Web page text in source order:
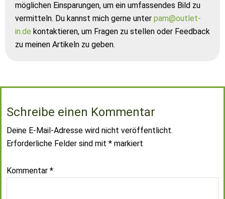
möglichen Einsparungen, um ein umfassendes Bild zu
vermitteln. Du kannst mich gerne unter pam@outlet-
in.de kontaktieren, um Fragen zu stellen oder Feedback
zu meinen Artikeln zu geben.
Schreibe einen Kommentar
Deine E-Mail-Adresse wird nicht veröffentlicht.
Erforderliche Felder sind mit * markiert
Kommentar *